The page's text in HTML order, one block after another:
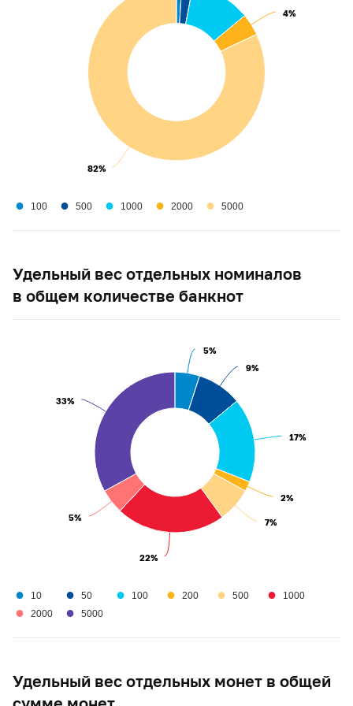
Удельный вес отдельных номиналов
в общем количестве банкнот
4%
4%
82%
82%
● 100 ● 500 ● 1000 ● 2000 ● 5000
5%
5%
9%
9%
17%
17%
2%
2%
7%
7%
22%
22%
5%
5%
33%
33%
● 10 ● 50 ● 100 ● 200 ● 500 ● 1000
● 2000 ● 5000
Удельный вес отдельных монет в общей